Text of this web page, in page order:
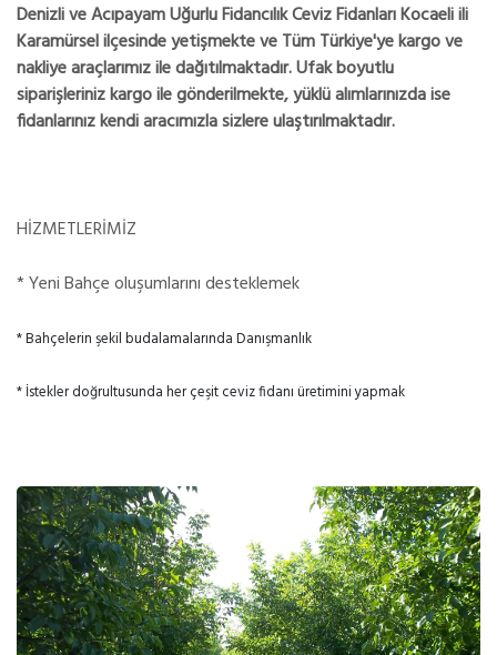
Denizli ve Acıpayam Uğurlu Fidancılık Ceviz Fidanları Kocaeli ili
Karamürsel ilçesinde yetişmekte ve Tüm Türkiye'ye kargo ve
nakliye araçlarımız ile dağıtılmaktadır. Ufak boyutlu
siparişleriniz kargo ile gönderilmekte, yüklü alımlarınızda ise
fidanlarınız kendi aracımızla sizlere ulaştırılmaktadır.
HİZMETLERİMİZ
* Yeni Bahçe oluşumlarını desteklemek
* Bahçelerin şekil budalamalarında Danışmanlık
* İstekler doğrultusunda her çeşit ceviz fidanı üretimini yapmak